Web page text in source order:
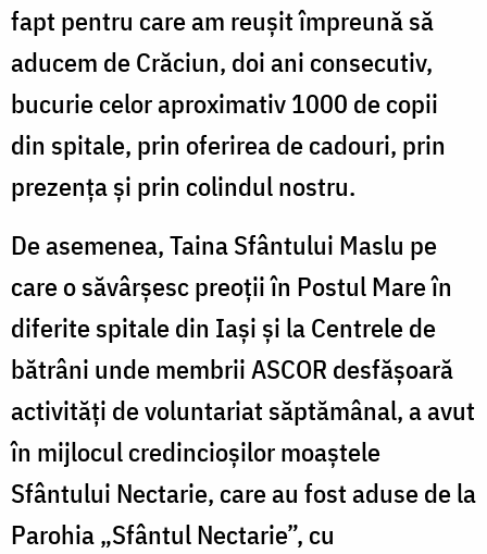
pentru
doi
copii
orfani
fapt pentru care am reușit împreună să
aducem de Crăciun, doi ani consecutiv,
bucurie celor aproximativ 1000 de copii
din spitale, prin oferirea de cadouri, prin
prezența și prin colindul nostru.
De asemenea, Taina Sfântului Maslu pe
care o săvârșesc preoții în Postul Mare în
diferite spitale din Iași și la Centrele de
bătrâni unde membrii ASCOR desfășoară
activități de voluntariat săptămânal, a avut
în mijlocul credincioșilor moaștele
Sfântului Nectarie, care au fost aduse de la
Parohia „Sfântul Nectarie”, cu